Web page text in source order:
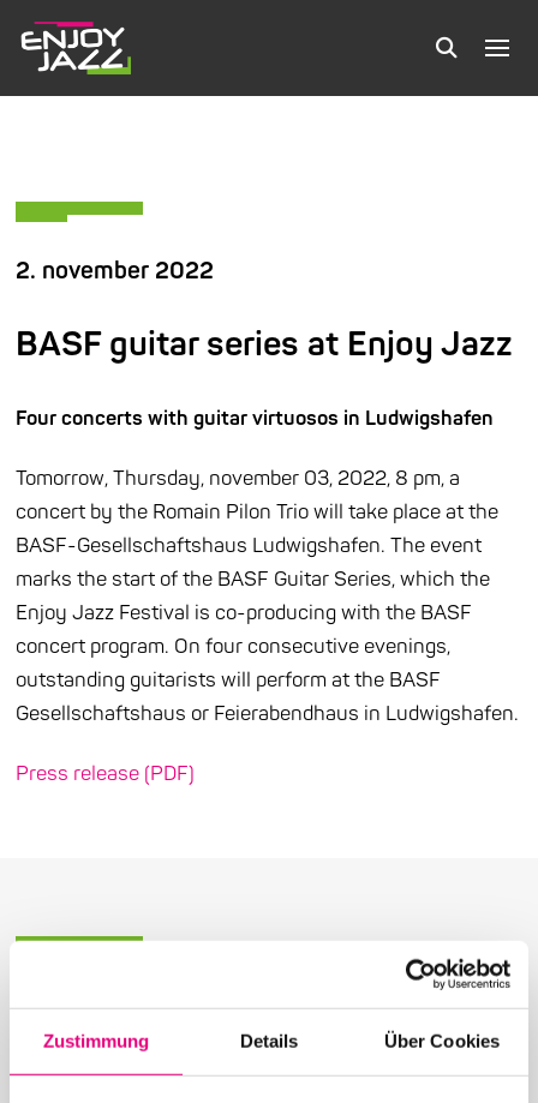
Zustimmung Details Über Cookies
2. november 2022
BASF guitar series at Enjoy Jazz
Four concerts with guitar virtuosos in Ludwigshafen
Tomorrow, Thursday, november 03, 2022, 8 pm, a
concert by the Romain Pilon Trio will take place at the
BASF-Gesellschaftshaus Ludwigshafen. The event
marks the start of the BASF Guitar Series, which the
Enjoy Jazz Festival is co-producing with the BASF
concert program. On four consecutive evenings,
outstanding guitarists will perform at the BASF
Gesellschaftshaus or Feierabendhaus in Ludwigshafen.
Press release (PDF)
More articles in the category:
Press